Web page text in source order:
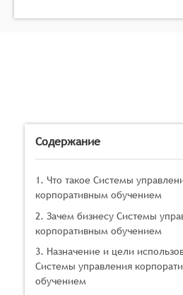
Содержание
1. Что такое Системы
корпоративным обучением
2. Зачем бизнесу Системы
корпоративным обучением
3. Назначение и цели
Системы управления
обучением